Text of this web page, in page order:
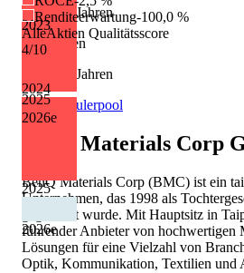
2025
2026e
2023
2024
2025
2026e
Renditeerwartung-100,0 %
AlleAktien Qualitätsscore
4/10
6 von 13 Jahren
Kürzungen
7 von 13 Jahren
Quelle: Eulerpool
BenQ Materials Corp
BenQ Materials Corp (BMC) ist ein
Unternehmen, das 1998 als
gegründet wurde. Mit Hauptsitz in
führender Anbieter von hochwertigen
Lösungen für eine Vielzahl von
Optik, Kommunikation, Textilien und